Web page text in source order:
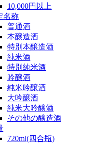
10,000円以上
名称
普通酒
本醸造酒
特別本醸造酒
純米酒
特別純米酒
吟醸酒
純米吟醸酒
大吟醸酒
純米大吟醸酒
その他の醸造酒
720ml(四合瓶)